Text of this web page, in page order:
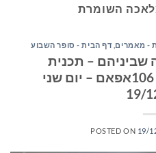
השומרת
- מאמרים דף הבית - סופר השבוע
שביניהם – תכנית
ראיונות ברדיו קסם 106אפאם – יום שני
19/
POSTED ON 19/